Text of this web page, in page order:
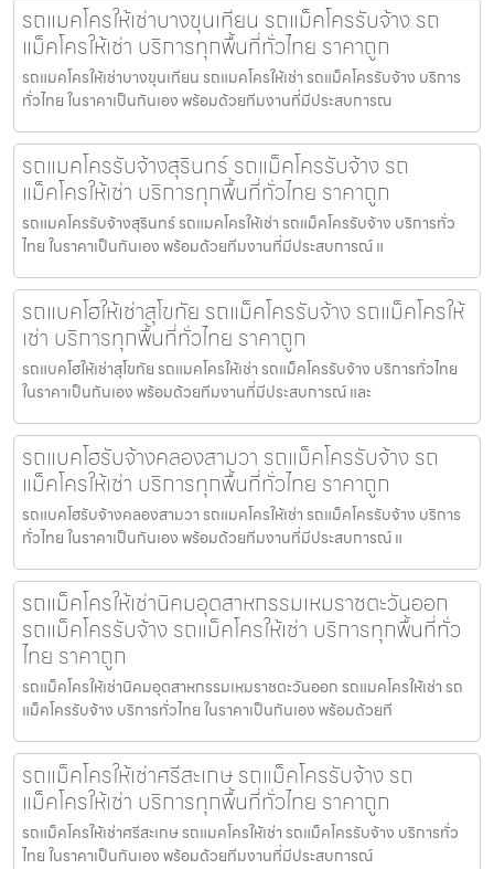
รถแมคโครให้เช่าบางขุนเทียน รถแม็คโครรับจ้าง รถ
แม็คโครให้เช่า บริการทุกพื้นที่ทั่วไทย ราคาถูก
รถแมคโครให้เช่าบางขุนเทียน รถแมคโครให้เช่า รถแม็คโครรับจ้าง บริการ
ทั่วไทย ในราคาเป็นกันเอง พร้อมด้วยทีมงานที่มีประสบการณ
รถแมคโครรับจ้างสุรินทร์ รถแม็คโครรับจ้าง รถ
แม็คโครให้เช่า บริการทุกพื้นที่ทั่วไทย ราคาถูก
รถแมคโครรับจ้างสุรินทร์ รถแมคโครให้เช่า รถแม็คโครรับจ้าง บริการทั่ว
ไทย ในราคาเป็นกันเอง พร้อมด้วยทีมงานที่มีประสบการณ์ แ
รถแบคโฮให้เช่าสุโขทัย รถแม็คโครรับจ้าง รถแม็คโครให้
เช่า บริการทุกพื้นที่ทั่วไทย ราคาถูก
รถแบคโฮให้เช่าสุโขทัย รถแมคโครให้เช่า รถแม็คโครรับจ้าง บริการทั่วไทย
ในราคาเป็นกันเอง พร้อมด้วยทีมงานที่มีประสบการณ์ และ
รถแบคโฮรับจ้างคลองสามวา รถแม็คโครรับจ้าง รถ
แม็คโครให้เช่า บริการทุกพื้นที่ทั่วไทย ราคาถูก
รถแบคโฮรับจ้างคลองสามวา รถแมคโครให้เช่า รถแม็คโครรับจ้าง บริการ
ทั่วไทย ในราคาเป็นกันเอง พร้อมด้วยทีมงานที่มีประสบการณ์ แ
รถแม็คโครให้เช่านิคมอุตสาหกรรมเหมราชตะวันออก
รถแม็คโครรับจ้าง รถแม็คโครให้เช่า บริการทุกพื้นที่ทั่ว
ไทย ราคาถูก
รถแม็คโครให้เช่านิคมอุตสาหกรรมเหมราชตะวันออก รถแมคโครให้เช่า รถ
แม็คโครรับจ้าง บริการทั่วไทย ในราคาเป็นกันเอง พร้อมด้วยที
รถแม็คโครให้เช่าศรีสะเกษ รถแม็คโครรับจ้าง รถ
แม็คโครให้เช่า บริการทุกพื้นที่ทั่วไทย ราคาถูก
รถแม็คโครให้เช่าศรีสะเกษ รถแมคโครให้เช่า รถแม็คโครรับจ้าง บริการทั่ว
ไทย ในราคาเป็นกันเอง พร้อมด้วยทีมงานที่มีประสบการณ์